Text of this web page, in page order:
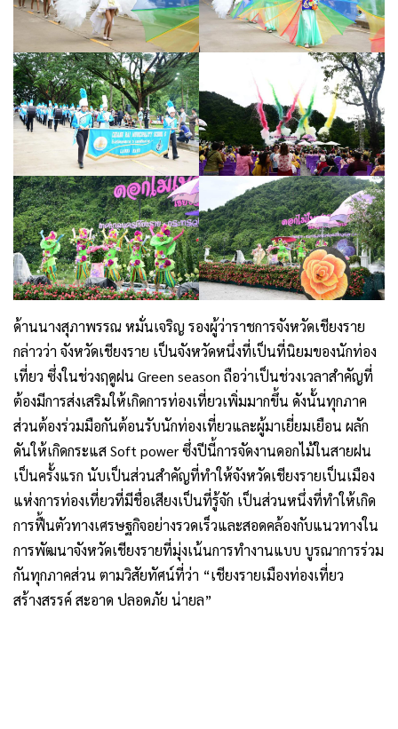
ด้านนางสุภาพรรณ หมั่นเจริญ รองผู้ว่าราชการจังหวัดเชียงราย
กล่าวว่า จังหวัดเชียงราย เป็นจังหวัดหนึ่งที่เป็นที่นิยมของนักท่อง
เที่ยว ซึ่งในช่วงฤดูฝน Green season ถือว่าเป็นช่วงเวลาสำคัญที่
ต้องมีการส่งเสริมให้เกิดการท่องเที่ยวเพิ่มมากขึ้น ดังนั้นทุกภาค
ส่วนต้องร่วมมือกันต้อนรับนักท่องเที่ยวและผู้มาเยี่ยมเยือน ผลัก
ดันให้เกิดกระแส Soft power ซึ่งปีนี้การจัดงานดอกไม้ในสายฝน
เป็นครั้งแรก นับเป็นส่วนสำคัญที่ทำให้จังหวัดเชียงรายเป็นเมือง
แห่งการท่องเที่ยวที่มีชื่อเสียงเป็นที่รู้จัก เป็นส่วนหนึ่งที่ทำให้เกิด
การฟื้นตัวทางเศรษฐกิจอย่างรวดเร็วและสอดคล้องกับแนวทางใน
การพัฒนาจังหวัดเชียงรายที่มุ่งเน้นการทำงานแบบ บูรณาการร่วม
กันทุกภาคส่วน ตามวิสัยทัศน์ที่ว่า “เชียงรายเมืองท่องเที่ยว
สร้างสรรค์ สะอาด ปลอดภัย น่ายล”